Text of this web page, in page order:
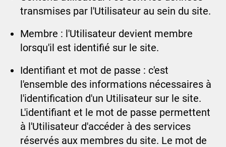
transmises par l'Utilisateur au sein du site.
Membre : l'Utilisateur devient membre
lorsqu'il est identifié sur le site.
Identifiant et mot de passe : c'est
l'ensemble des informations nécessaires à
l'identification d'un Utilisateur sur le site.
L'identifiant et le mot de passe permettent
à l'Utilisateur d'accéder à des services
réservés aux membres du site. Le mot de